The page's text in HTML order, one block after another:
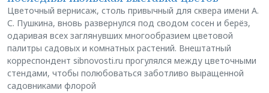
Цветочный вернисаж, столь привычный для сквера имени А.
С. Пушкина, вновь развернулся под сводом сосен и берёз,
одаривая всех заглянувших многообразием цветовой
палитры садовых и комнатных растений. Внештатный
корреспондент sibnovosti.ru прогулялся между цветочными
стендами, чтобы полюбоваться заботливо выращенной
садовниками флорой